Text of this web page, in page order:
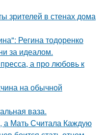
зрителей в стенах дома
Регина тодоренко
за идеалом.
а про любовь к
на обычной
ваза.
а Мать Считала Каждую